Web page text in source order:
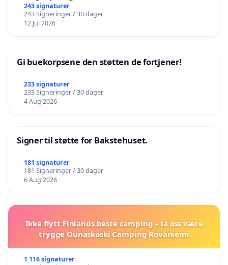
243 signaturer
243 Signeringer / 30 dager
12 Jul 2026
Gi buekorpsene den støtten de fortjener!
233 signaturer
233 Signeringer / 30 dager
4 Aug 2026
Signer til støtte for Bakstehuset.
181 signaturer
181 Signeringer / 30 dager
6 Aug 2026
Ikke flytt Finlands beste camping – la oss være
trygge Ounaskoski Camping Rovaniemi
1 116 signaturer